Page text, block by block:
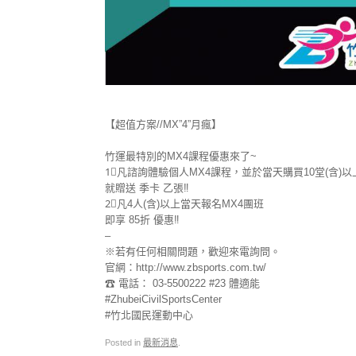
【超值方案//MX”4”月瘋】
竹運最特別的MX4課程優惠來了~
1⃣ 凡諮詢體驗個人MX4課程，並於當天購買10堂(含)以
就贈送 季卡 乙張‼
2⃣ 凡4人(含)以上當天報名MX4團班
即享 85折 優惠‼
–
※若有任何相關問題，歡迎來電詢問。
官網：http://www.zbsports.com.tw/
☎ 電話： 03-5500222 #23 體適能
#ZhubeiCivilSportsCenter
#竹北國民運動中心
Posted in 最新消息